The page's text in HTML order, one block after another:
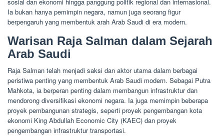
sosial dan ekonomi hingga panggung politik regional dan internasional.
Ia bukan hanya pemimpin negara, namun juga seorang figur
berpengaruh yang membentuk arah Arab Saudi di era modern.
Warisan Raja Salman dalam Sejarah
Arab Saudi
Raja Salman telah menjadi saksi dan aktor utama dalam berbagai
peristiwa penting yang membentuk Arab Saudi modern. Sebagai Putra
Mahkota, ia berperan penting dalam membangun infrastruktur dan
mendorong diversifikasi ekonomi negara. Ia juga memimpin beberapa
proyek pembangunan strategis, seperti proyek pengembangan kota
ekonomi King Abdullah Economic City (KAEC) dan proyek
pengembangan infrastruktur transportasi.